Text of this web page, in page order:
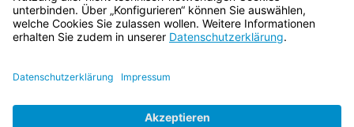
Bayern.de
BayernPortal
Impressum